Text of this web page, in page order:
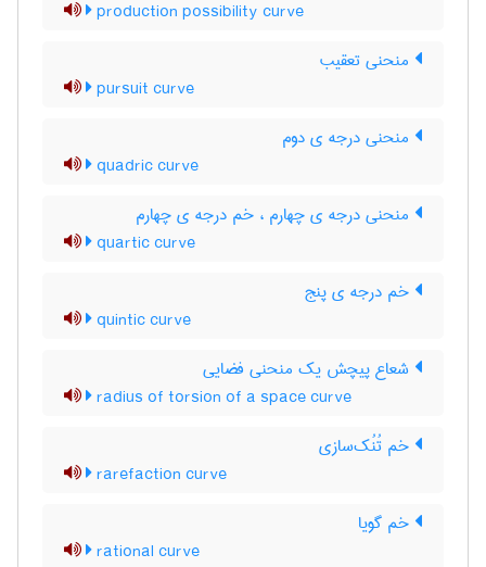
production possibility curve
منحنی تعقیب
pursuit curve
منحنی درجه ی دوم
quadric curve
منحنی درجه ی چهارم ، خم درجه ی چهارم
quartic curve
خم درجه ی پنج
quintic curve
شعاع پیچش یک منحنی فضایی
radius of torsion of a space curve
خم تُنُک‌سازی
rarefaction curve
خم گویا
rational curve